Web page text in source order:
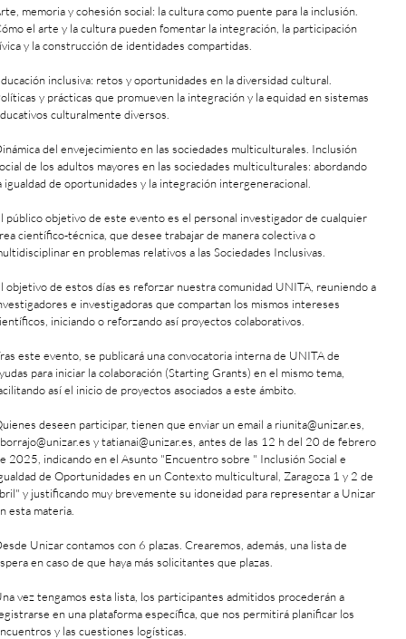
memoria y cohesión social: la cultura como puente para la inclusión.
el arte y la cultura pueden fomentar la integración, la participación
y la construcción de identidades compartidas.
inclusiva: retos y oportunidades en la diversidad cultural.
y prácticas que promueven la integración y la equidad en sistemas
culturalmente diversos.
del envejecimiento en las sociedades multiculturales. Inclusión
de los adultos mayores en las sociedades multiculturales: abordando
igualdad de oportunidades y la integración intergeneracional.
público objetivo de este evento es el personal investigador de cualquier
científico-técnica, que desee trabajar de manera colectiva o
en problemas relativos a las Sociedades Inclusivas.
objetivo de estos días es reforzar nuestra comunidad UNITA, reuniendo a
e investigadoras que compartan los mismos intereses
iniciando o reforzando así proyectos colaborativos.
este evento, se publicará una convocatoria interna de UNITA de
para iniciar la colaboración (Starting Grants) en el mismo tema,
así el inicio de proyectos asociados a este ámbito.
deseen participar, tienen que enviar un email a riunita@unizar.es,
y tatianai@unizar.es, antes de las 12 h del 20 de febrero
2025, indicando en el Asunto "Encuentro sobre " Inclusión Social e
de Oportunidades en un Contexto multicultural, Zaragoza 1 y 2 de
y justificando muy brevemente su idoneidad para representar a Unizar
esta materia.
Unizar contamos con 6 plazas. Crearemos, además, una lista de
en caso de que haya más solicitantes que plazas.
vez tengamos esta lista, los participantes admitidos procederán a
en una plataforma específica, que nos permitirá planificar los
y las cuestiones logísticas.